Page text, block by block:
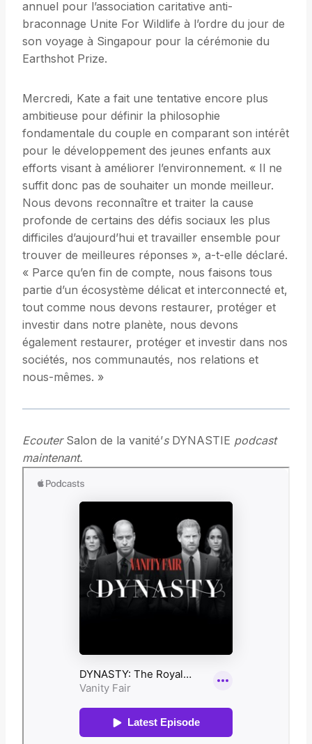
annuel pour l’association caritative anti-
braconnage Unite For Wildlife à l’ordre du jour de
son voyage à Singapour pour la cérémonie du
Earthshot Prize.
Mercredi, Kate a fait une tentative encore plus
ambitieuse pour définir la philosophie
fondamentale du couple en comparant son intérêt
pour le développement des jeunes enfants aux
efforts visant à améliorer l’environnement. « Il ne
suffit donc pas de souhaiter un monde meilleur.
Nous devons reconnaître et traiter la cause
profonde de certains des défis sociaux les plus
difficiles d’aujourd’hui et travailler ensemble pour
trouver de meilleures réponses », a-t-elle déclaré.
« Parce qu’en fin de compte, nous faisons tous
partie d’un écosystème délicat et interconnecté et,
tout comme nous devons restaurer, protéger et
investir dans notre planète, nous devons
également restaurer, protéger et investir dans nos
sociétés, nos communautés, nos relations et
nous-mêmes. »
EcouterSalon de la vanité’sDYNASTIE podcast
maintenant.